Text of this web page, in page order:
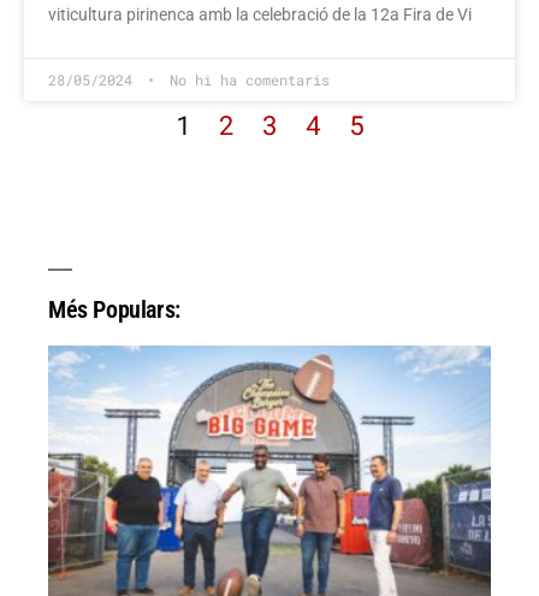
viticultura pirinenca amb la celebració de la 12a Fira de Vi
28/05/2024 No hi ha comentaris
1 2 3 4 5
Més Populars: